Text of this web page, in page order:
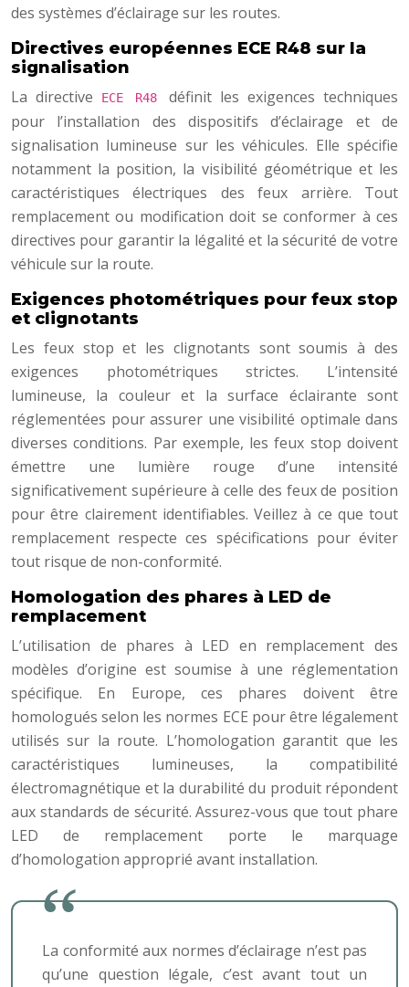
des systèmes d’éclairage sur les routes.
Directives européennes ECE R48 sur la
signalisation
La directive
ECE R48 définit les exigences techniques
pour l’installation des dispositifs d’éclairage et de
signalisation lumineuse sur les véhicules. Elle spécifie
notamment la position, la visibilité géométrique et les
caractéristiques électriques des feux arrière. Tout
remplacement ou modification doit se conformer à ces
directives pour garantir la légalité et la sécurité de votre
véhicule sur la route.
Exigences photométriques pour feux stop
et clignotants
Les feux stop et les clignotants sont soumis à des
exigences photométriques strictes. L’intensité
lumineuse, la couleur et la surface éclairante sont
réglementées pour assurer une visibilité optimale dans
diverses conditions. Par exemple, les feux stop doivent
émettre une lumière rouge d’une intensité
significativement supérieure à celle des feux de position
pour être clairement identifiables. Veillez à ce que tout
remplacement respecte ces spécifications pour éviter
tout risque de non-conformité.
Homologation des phares à LED de
remplacement
L’utilisation de phares à LED en remplacement des
modèles d’origine est soumise à une réglementation
spécifique. En Europe, ces phares doivent être
homologués selon les normes ECE pour être légalement
utilisés sur la route. L’homologation garantit que les
caractéristiques lumineuses, la compatibilité
électromagnétique et la durabilité du produit répondent
aux standards de sécurité. Assurez-vous que tout phare
LED de remplacement porte le marquage
d’homologation approprié avant installation.
La conformité aux normes d’éclairage n’est pas
qu’une question légale, c’est avant tout un